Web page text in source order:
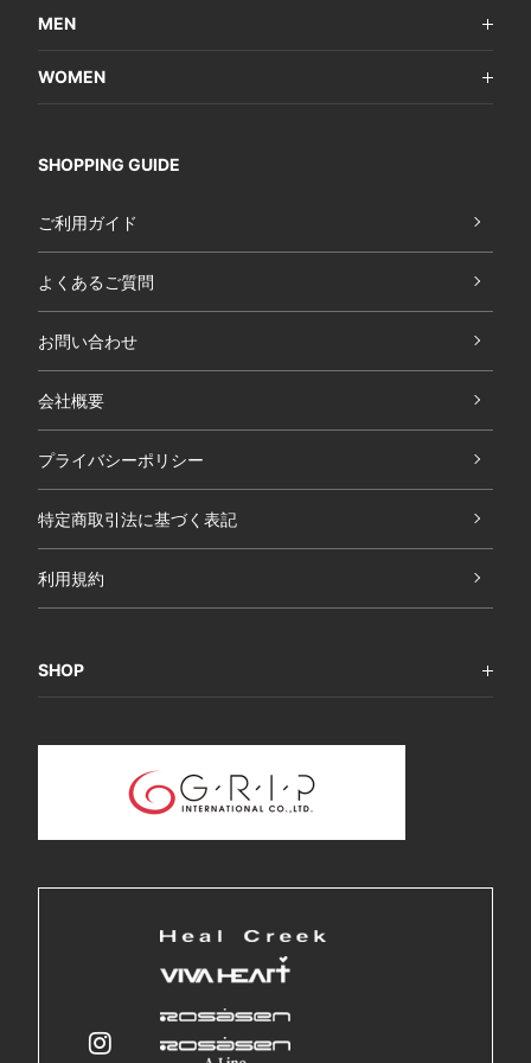
MEN
WOMEN
SHOPPING GUIDE
ご利用ガイド
よくあるご質問
お問い合わせ
会社概要
プライバシーポリシー
特定商取引法に基づく表記
利用規約
SHOP